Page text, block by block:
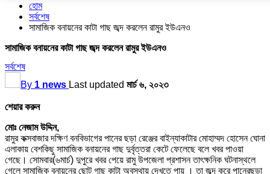
হোম
সর্বশেষ
সামাজিক বনায়নের কাটা গাছ জব্দ করলেন রামুর ইউএনও
সামাজিক বনায়নের কাটা গাছ জব্দ করলেন রামুর ইউএনও
সর্বশেষ
By 1 news Last updated মার্চ ৬, ২০২৩
শেয়ার করুন
মোঃ নেজাম উদ্দিন,
রামুর কক্সবাজার দক্ষিণ বনবিভাগের পানের ছড়া রেঞ্জের বাইন্যাকাটার মোহাম্মদ হোসেন ঘোনা
এলাকায় বেশকিছু সামাজিক বনায়নের গাছ দুর্বৃত্তরা কেটে ফেলেছে বলে খবর পাওয়া
গেছে। সোমবার(৬মার্চ) দুপুরে খবর পেয়ে রামু উপজেলা প্রশাসন তাৎক্ষনিক ঘটনাস্থলে
গেলে সামাজিক বনায়নের ছোট গাছ কাটা অবস্থায় দেখতে পায় । তা জব্দ করে পানেরছড়া